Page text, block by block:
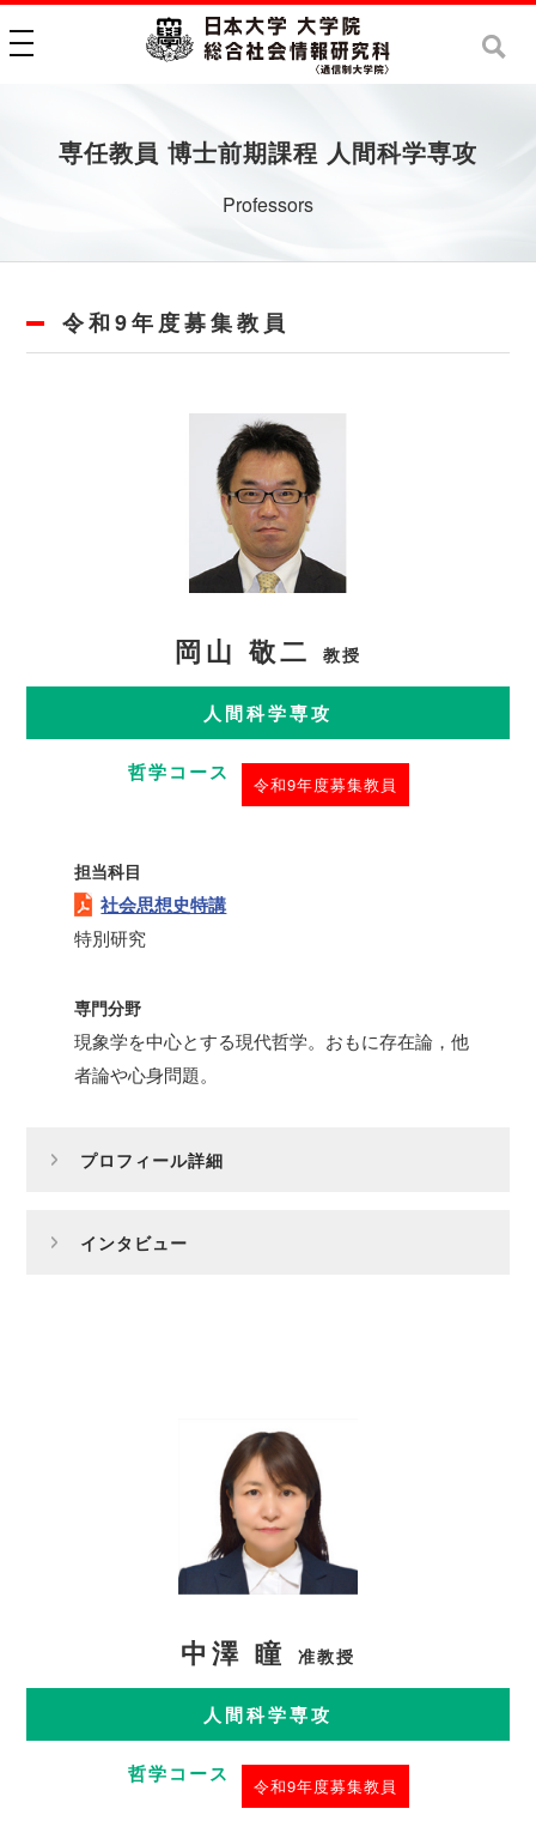
toggle navigation
専任教員 博士前期課程 人間科学専攻
Professors
令和9年度募集教員
岡山 敬二 教授
人間科学専攻
哲学コース 令和9年度募集教員
担当科目
社会思想史特講
特別研究
専門分野
現象学を中心とする現代哲学。おもに存在論，他
者論や心身問題。
プロフィール詳細
インタビュー
中澤 瞳 准教授
人間科学専攻
哲学コース 令和9年度募集教員